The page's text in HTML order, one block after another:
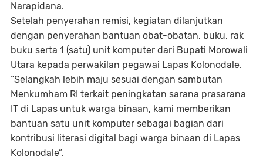
Narapidana.
Setelah penyerahan remisi, kegiatan dilanjutkan
dengan penyerahan bantuan obat-obatan, buku, rak
buku serta 1 (satu) unit komputer dari Bupati Morowali
Utara kepada perwakilan pegawai Lapas Kolonodale.
“Selangkah lebih maju sesuai dengan sambutan
Menkumham RI terkait peningkatan sarana prasarana
IT di Lapas untuk warga binaan, kami memberikan
bantuan satu unit komputer sebagai bagian dari
kontribusi literasi digital bagi warga binaan di Lapas
Kolonodale”.